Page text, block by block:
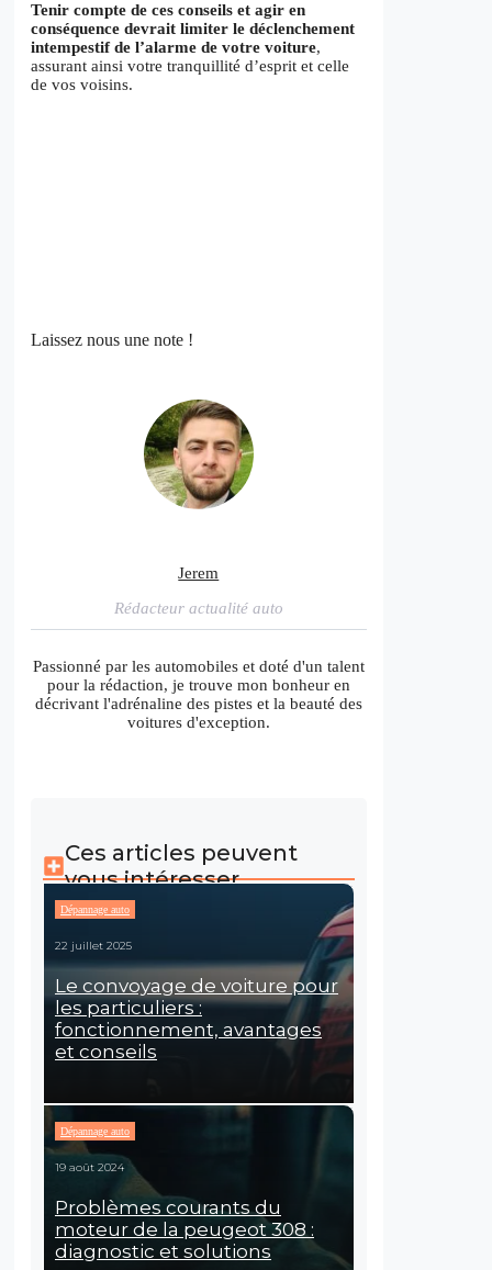
Tenir compte de ces conseils et agir en
conséquence devrait limiter le déclenchement
intempestif de l’alarme de votre voiture,
assurant ainsi votre tranquillité d’esprit et celle
de vos voisins.
Laissez nous une note !
Jerem
Rédacteur actualité auto
Passionné par les automobiles et doté d'un talent
pour la rédaction, je trouve mon bonheur en
décrivant l'adrénaline des pistes et la beauté des
voitures d'exception.
Ces articles peuvent
vous intéresser
Dépannage auto
22 juillet 2025
Le convoyage de voiture pour
les particuliers :
fonctionnement, avantages
et conseils
Dépannage auto
19 août 2024
Problèmes courants du
moteur de la peugeot 308 :
diagnostic et solutions